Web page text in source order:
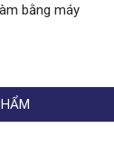
bằng máy